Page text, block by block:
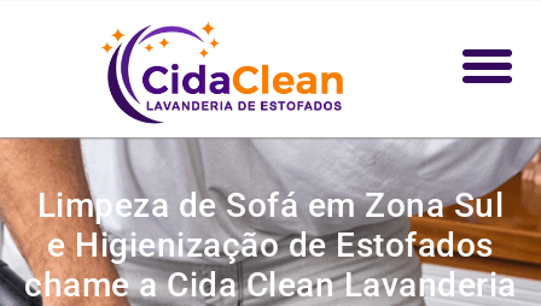
Limpeza de Sofá em Zona Sul
e Higienização de Estofados
chame a Cida Clean Lavanderia